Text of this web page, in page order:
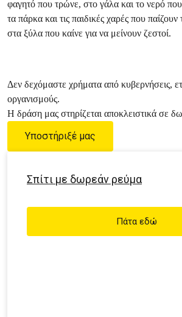
φαγητό που τρώνε, στο γάλα και το νερό
τα πάρκα και τις παιδικές χαρές που παίζουν
στα ξύλα που καίνε για να μείνουν ζεστοί.
Δεν δεχόμαστε χρήματα από κυβερνήσεις,
οργανισμούς.
Η δράση μας στηρίζεται αποκλειστικά σε
Υποστήριξέ μας
Σπίτι με δωρεάν ρεύμα
Πάτα εδώ